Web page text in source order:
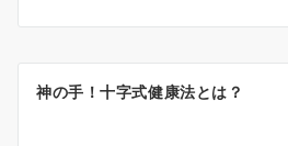
ビ
神の手！十字式健康法とは？